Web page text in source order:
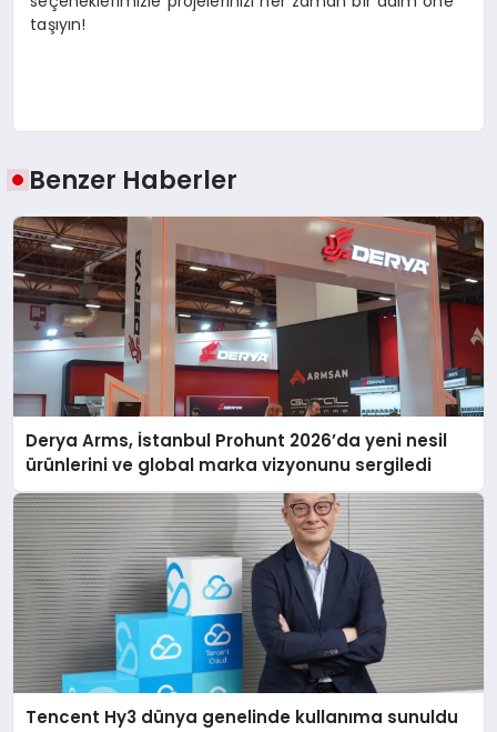
taşıyın!
Benzer Haberler
Derya Arms, İstanbul Prohunt 2026’da yeni nesil
ürünlerini ve global marka vizyonunu sergiledi
Tencent Hy3 dünya genelinde kullanıma sunuldu